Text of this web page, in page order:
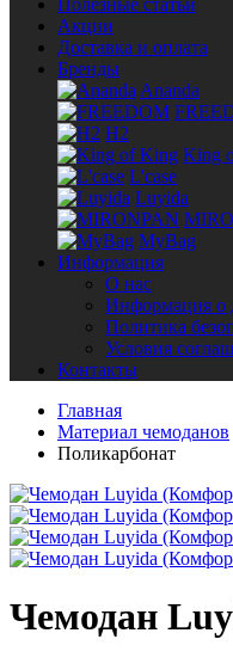
Полезные статьи
Акции
Доставка и оплата
Бренды
Ananda
H2
King
L'case
Luyida
MyBag
Информация
О нас
Информация о
Политика
Условия
Контакты
Главная
Материал чемоданов
Поликарбонат
Чемодан